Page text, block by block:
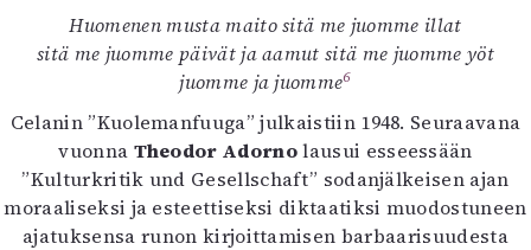
Huomenen musta maito sitä me juomme illat
sitä me juomme päivät ja aamut sitä me juomme yöt
juomme ja juomme6
Celanin ”Kuolemanfuuga” julkaistiin 1948. Seuraavana
vuonna Theodor Adornolausui esseessään
”Kulturkritik und Gesellschaft” sodanjälkeisen ajan
moraaliseksi ja esteettiseksi diktaatiksi muodostuneen
ajatuksensa runon kirjoittamisen barbaarisuudesta